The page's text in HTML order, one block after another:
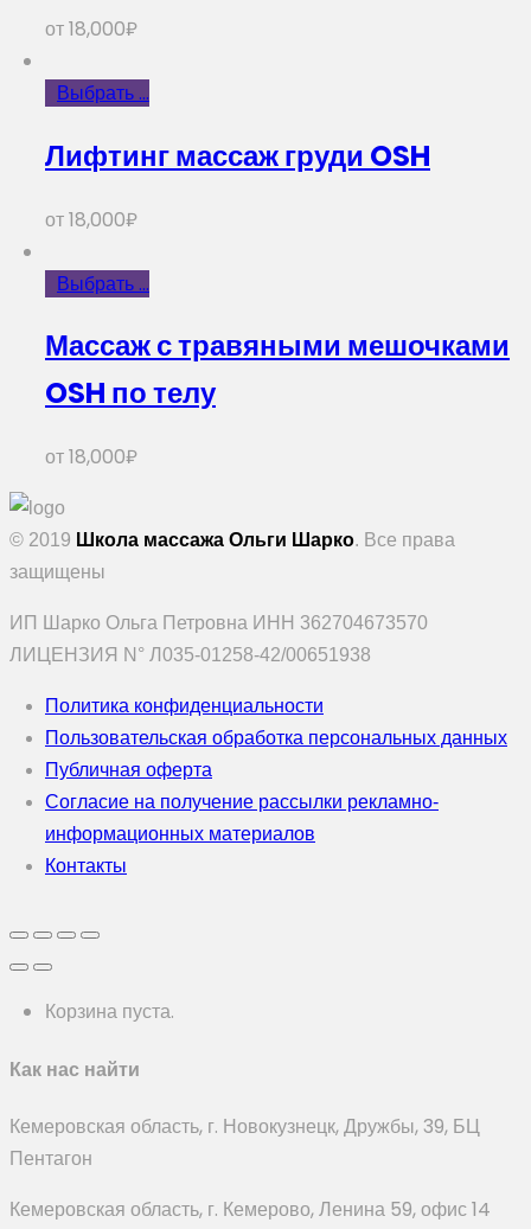
от18,000₽
Выбрать ...
Лифтинг массаж груди OSH
от18,000₽
Выбрать ...
Массаж с травяными мешочками
OSH по телу
от18,000₽
© 2019 Школа массажа Ольги Шарко. Все права
защищены
ИП Шарко Ольга Петровна ИНН 362704673570
ЛИЦЕНЗИЯ N° Л035-01258-42/00651938
Политика конфиденциальности
Пользовательская обработка персональных данных
Публичная оферта
Согласие на получение рассылки рекламно-
информационных материалов
Контакты
Корзина пуста.
Как нас найти
Кемеровская область, г. Новокузнецк, Дружбы, 39, БЦ
Пентагон
Кемеровская область, г. Кемерово, Ленина 59, офис 14